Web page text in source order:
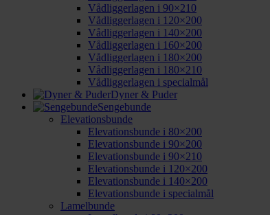
Vådliggerlagen i 90×210
Vådliggerlagen i 120×200
Vådliggerlagen i 140×200
Vådliggerlagen i 160×200
Vådliggerlagen i 180×200
Vådliggerlagen i 180×210
Vådliggerlagen i specialmål
Dyner & Puder
Sengebunde
Elevationsbunde
Elevationsbunde i 80×200
Elevationsbunde i 90×200
Elevationsbunde i 90×210
Elevationsbunde i 120×200
Elevationsbunde i 140×200
Elevationsbunde i specialmål
Lamelbunde